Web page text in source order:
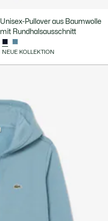
Unisex-Pullover aus Baumwolle
mit Rundhalsausschnitt
NEUE KOLLEKTION